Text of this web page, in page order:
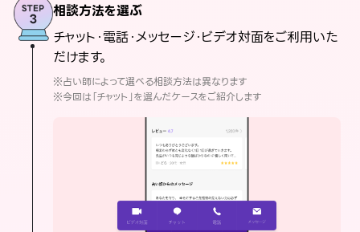
相談方法を選ぶ
チャット・電話・メッセージ・ビデオ対面をご利用いた
だけます。
※占い師によって選べる相談方法は異なります
※今回は「チャット」を選んだケースをご紹介します